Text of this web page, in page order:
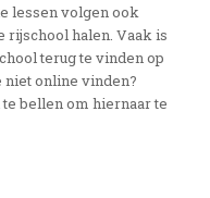
lessen volgen ook
halen. Vaak is
terug te vinden op
niet online vinden?
bellen om hiernaar te